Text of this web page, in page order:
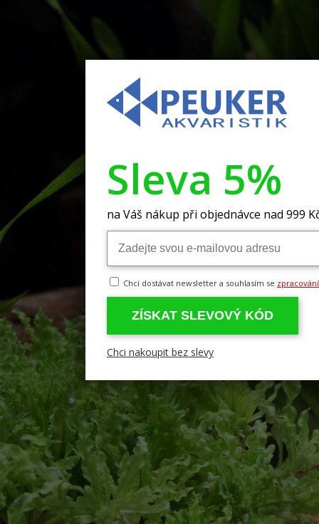
Sleva 5%
na Váš nákup při objednávce nad 999
Chci dostávat newsletter a souhlasím se
ZÍSKAT SLEVOVÝ KÓD
Chci nakoupit bez slevy